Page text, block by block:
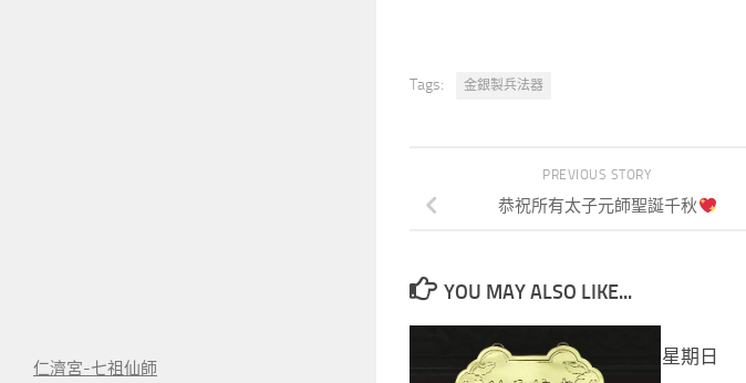
Tags: 金銀製兵法器
PREVIOUS STORY
恭祝所有太子元師聖誕千秋
YOU MAY ALSO LIKE...
星期日
仁濟宮-七祖仙師